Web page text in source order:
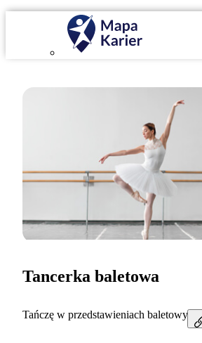
Tancerka baletowa
Tańczę w przedstawieniach baletowych.